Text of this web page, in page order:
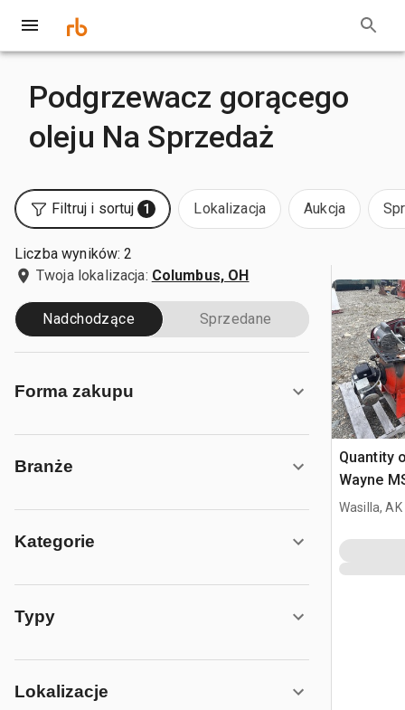
Podgrzewacz gorącego
oleju Na Sprzedaż
Filtruj i sortuj 1 Lokalizacja Aukcja
Liczba wyników: 2
Twoja lokalizacja: Columbus, OH
Nadchodzące Sprzedane
Forma zakupu
Branże
Kategorie
Typy
Lokalizacje
Quantity
Wayne
Heater
Wasilla, AK